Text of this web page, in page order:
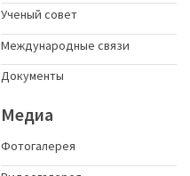
Ученый совет
Международные связи
Документы
Медиа
Фотогалерея